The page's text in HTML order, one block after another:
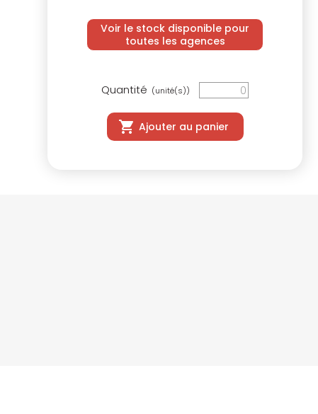
Voir le stock disponible pour
toutes les agences
Quantité (unité(s))
Ajouter au panier